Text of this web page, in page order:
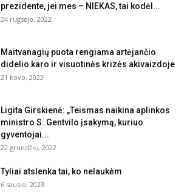
prezidente, jei mes – NIEKAS, tai kodėl...
24 rugsėjo, 2022
Maitvanagių puota rengiama artėjančio
didelio karo ir visuotinės krizės akivaizdoje
21 kovo, 2023
Ligita Girskienė: „Teismas naikina aplinkos
ministro S. Gentvilo įsakymą, kuriuo
gyventojai...
22 gruodžio, 2022
Tyliai atslenka tai, ko nelaukėm
6 sausio, 2023